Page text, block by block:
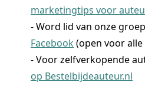
marketingtips voor
- Word lid van onze
Facebook(open voor
- Voor zelfverkopende
op Bestelbijdeauteur.nl